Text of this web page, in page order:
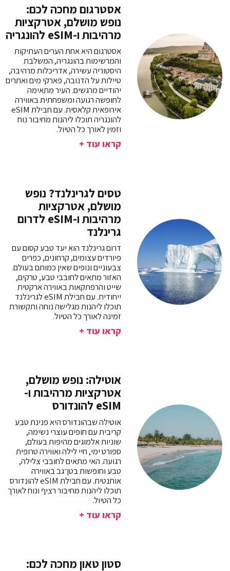
אסטרגום מחכה לכם:
נופש מושלם, אטרקציות
מרהיבות ו-eSIM להונגריה
אסטרגום היא אחת הערים העתיקות
והמרשימות בהונגריה, המשלבת
היסטוריה עשירה, אדריכלות מרהיבה,
טיילות על הדנובה, פארקי מים ואתרים
יהודיים מרגשים. העיר מתאימה
לחופשה רגועה ומשפחתית באווירה
אירופאית קלאסית. עם חבילת eSIM
להונגריה תוכלו ליהנות מחיבור נוח
וזמין לאורך כל הטיול.
קראו עוד +
טסים לגרינלנד? נופש
מושלם, אטרקציות
מרהיבות ו-eSIM לדרום
גרינלנד
דרום גרינלנד הוא יעד טבע קסום עם
פיורדים עצומים, קרחונים, כפרים
צבעוניים ונופים שאין כמותם בעולם.
האזור מתאים לחובבי טבע, טרקים,
שייט והרפתקאות באווירה ארקטית
ייחודית. עם חבילת eSIM לגרינלנד
תוכלו ליהנות מגלישה נוחה ותקשורת
זמינה לאורך כל הטיול.
קראו עוד +
אוטילה: נופש מושלם,
אטרקציות מרהיבות ו-
eSIM להונדורס
אוטילה שבהונדורס היא פנינת טבע
קריבית עם חופים עוצרי נשימה,
שוניות אלמוגים מהיפות בעולם,
ספורט ימי, חיי לילה ואווירה טרופית
רגועה. האי מתאים לחובבי צלילה,
טבע וחופשות בטן־גב באווירה
אותנטית. עם חבילת eSIM להונדורס
תוכלו ליהנות מחיבור רציף ונוח לאורך
כל הטיול.
קראו עוד +
סטון טאון מחכה לכם: